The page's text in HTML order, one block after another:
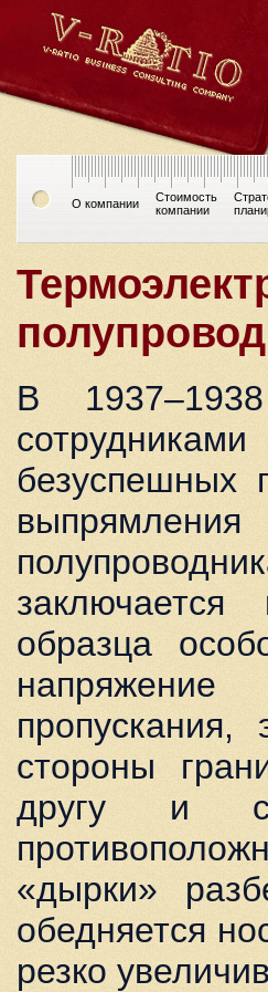
О компании
Стоимость
компании
В
безуспешных
образца
стороны
другу и
«дырки»
обедняется
резко